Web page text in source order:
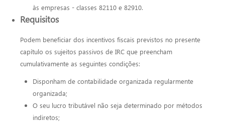
às empresas - classes 82110 e 82910.
Requisitos
Podem beneficiar dos incentivos fiscais previstos no presente
capítulo os sujeitos passivos de IRC que preencham
cumulativamente as seguintes condições:
Disponham de contabilidade organizada regularmente
organizada;
O seu lucro tributável não seja determinado por métodos
indiretos;